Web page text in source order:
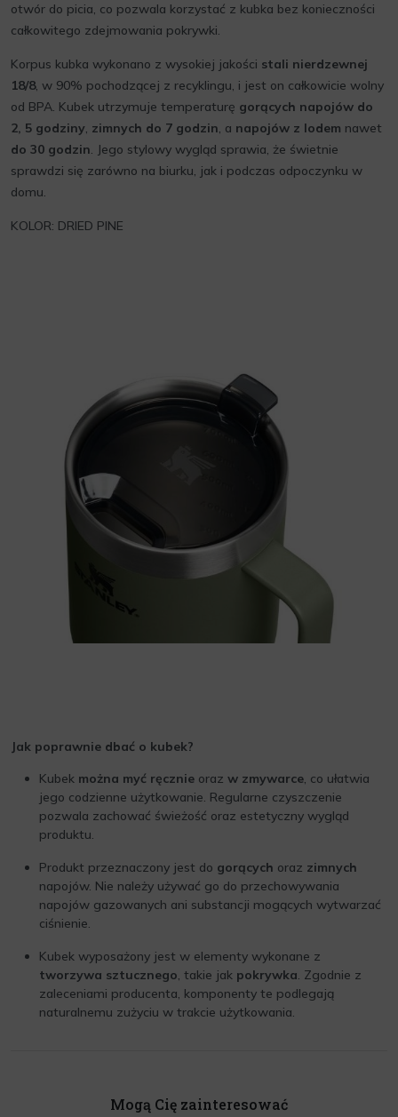
otwór do picia, co pozwala korzystać z kubka bez konieczności
całkowitego zdejmowania pokrywki.
Korpus kubka wykonano z wysokiej jakości stali nierdzewnej
18/8, w 90% pochodzącej z recyklingu, i jest on całkowicie wolny
od BPA. Kubek utrzymuje temperaturę gorących napojów do
2, 5 godziny, zimnych do 7 godzin, a napojów z lodem nawet
do 30 godzin. Jego stylowy wygląd sprawia, że świetnie
sprawdzi się zarówno na biurku, jak i podczas odpoczynku w
domu.
KOLOR: DRIED PINE
Jak poprawnie dbać o kubek?
Kubek można myć ręcznie oraz w zmywarce, co ułatwia
jego codzienne użytkowanie. Regularne czyszczenie
pozwala zachować świeżość oraz estetyczny wygląd
produktu.
Produkt przeznaczony jest do gorących oraz zimnych
napojów. Nie należy używać go do przechowywania
napojów gazowanych ani substancji mogących wytwarzać
ciśnienie.
Kubek wyposażony jest w elementy wykonane z
tworzywa sztucznego, takie jak pokrywka. Zgodnie z
zaleceniami producenta, komponenty te podlegają
naturalnemu zużyciu w trakcie użytkowania.
Mogą Cię zainteresować